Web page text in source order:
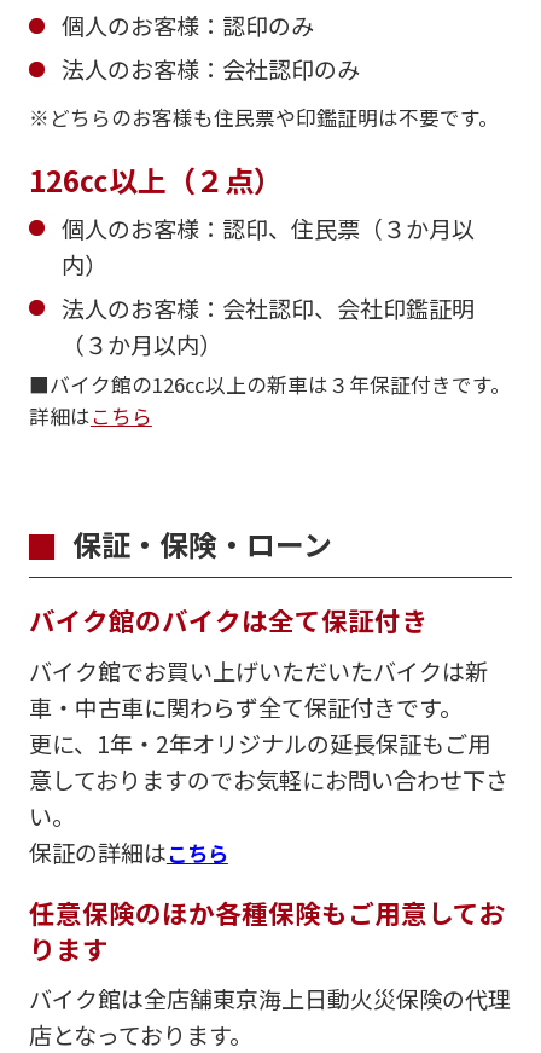
個人のお客様：認印のみ
法人のお客様：会社認印のみ
どちらのお客様も住民票や印鑑証明は不要です。
126㏄以上（２点）
個人のお客様：認印、住民票（３か月以
内）
法人のお客様：会社認印、会社印鑑証明
（３か月以内）
■バイク館の126㏄以上の新車は３年保証付きです。
詳細はこちら
保証・保険・ローン
バイク館のバイクは全て保証付き
バイク館でお買い上げいただいたバイクは新
車・中古車に関わらず全て保証付きです。
更に、1年・2年オリジナルの延長保証もご用
意しておりますのでお気軽にお問い合わせ下さ
い。
保証の詳細はこちら
任意保険のほか各種保険もご用意してお
ります
バイク館は全店舗東京海上日動火災保険の代理
店となっております。